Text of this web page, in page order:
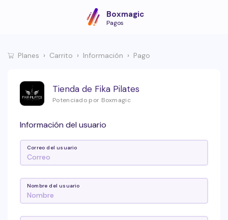
Boxmagic
Pagos
Planes Carrito Información Pago
Tienda de Fika Pilates
Potenciado por Boxmagic
Información del usuario
Correo del usuario
Nombre del usuario